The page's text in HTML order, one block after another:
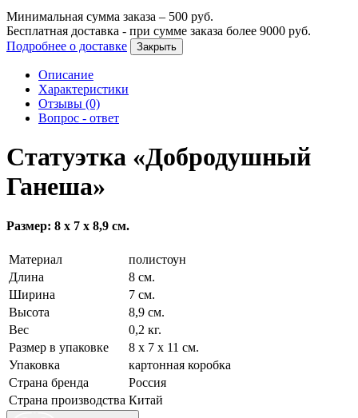
Минимальная сумма заказа – 500 руб.
Бесплатная доставка - при сумме заказа более 9000 руб.
Подробнее о доставке
Закрыть
Описание
Характеристики
Отзывы (0)
Вопрос - ответ
Статуэтка «Добродушный
Ганеша»
Размер: 8 х 7 х 8,9 см.
Материал
полистоун
Длина
8 см.
Ширина
7 см.
Высота
8,9 см.
Вес
0,2 кг.
Размер в упаковке
8 х 7 х 11 см.
Упаковка
картонная коробка
Страна бренда
Россия
Страна производства Китай